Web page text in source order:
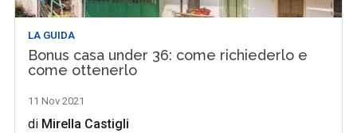
LA GUIDA
Bonus casa under 36: come richiederlo e
come ottenerlo
11 Nov 2021
di Mirella Castigli